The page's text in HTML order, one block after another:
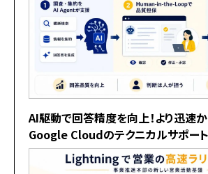
AI駆動で回答精度を向上！より迅速
Google Cloudのテクニカルサポー